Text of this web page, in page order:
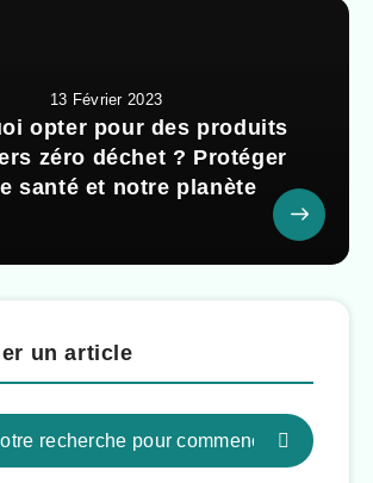
13 Février 2023
opter pour des produits
zéro déchet ? Protéger
santé et notre planète
un article